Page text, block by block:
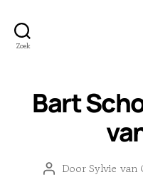
Zoek
Bart
Berichtauteur
DoorSylvie van